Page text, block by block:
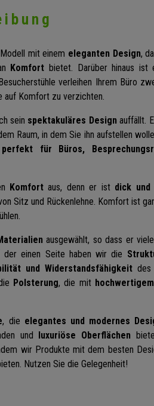
mit einem eleganten Design,
Komfort bietet. Darüber hinaus ist
verleihen Ihrem Büro
auf Komfort zu verzichten.
sein spektakuläres Designauffällt.
Raum, in dem Sie ihn aufstellen
perfekt für Büros,
Komfort aus, denn er ist dick und
Sitz und Rückenlehne. Komfort ist
ausgewählt, so dass er
einen Seite haben wir die
und Widerstandsfähigkeitdes
Polsterung, die mit
, die elegantes und modernes
und luxuriöse Oberflächen
wir Produkte mit dem besten
Nutzen Sie die Gelegenheit!